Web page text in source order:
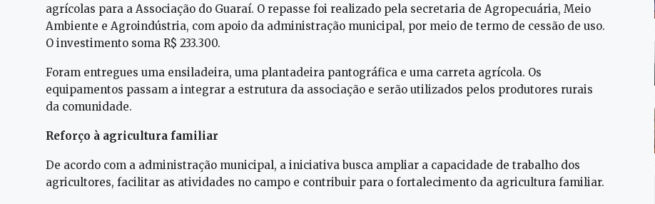
agrícolas para a Associação do Guaraí. O repasse foi realizado pela secretaria de Agropecuária, Meio
Ambiente e Agroindústria, com apoio da administração municipal, por meio de termo de cessão de uso.
O investimento soma R$ 233.300.
Foram entregues uma ensiladeira, uma plantadeira pantográfica e uma carreta agrícola. Os
equipamentos passam a integrar a estrutura da associação e serão utilizados pelos produtores rurais
da comunidade.
Reforço à agricultura familiar
De acordo com a administração municipal, a iniciativa busca ampliar a capacidade de trabalho dos
agricultores, facilitar as atividades no campo e contribuir para o fortalecimento da agricultura familiar.